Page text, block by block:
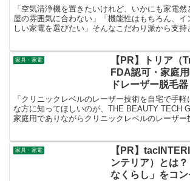
「空気清浄機を置きたいけれど、いかにも家電
屋の雰囲気に合わない」「機能性はもちろん、
しい家電を選びたい」そんなこだわり派から支持
家具・家電
【PR】トリア（
FDA認可・家庭
ドレーザー脱毛
庭用フラクショナ
器をプロが選ぶプ
ケアを徹底解説！
「クリニックレベルのレーザー技術を自宅で手
な方に知ってほしいのが、THE BEAUTY TECH
家庭用でありながらクリニックレベルのレーザー
家具・家電
【PR】
ンテリア）とは
なくらし」をコ